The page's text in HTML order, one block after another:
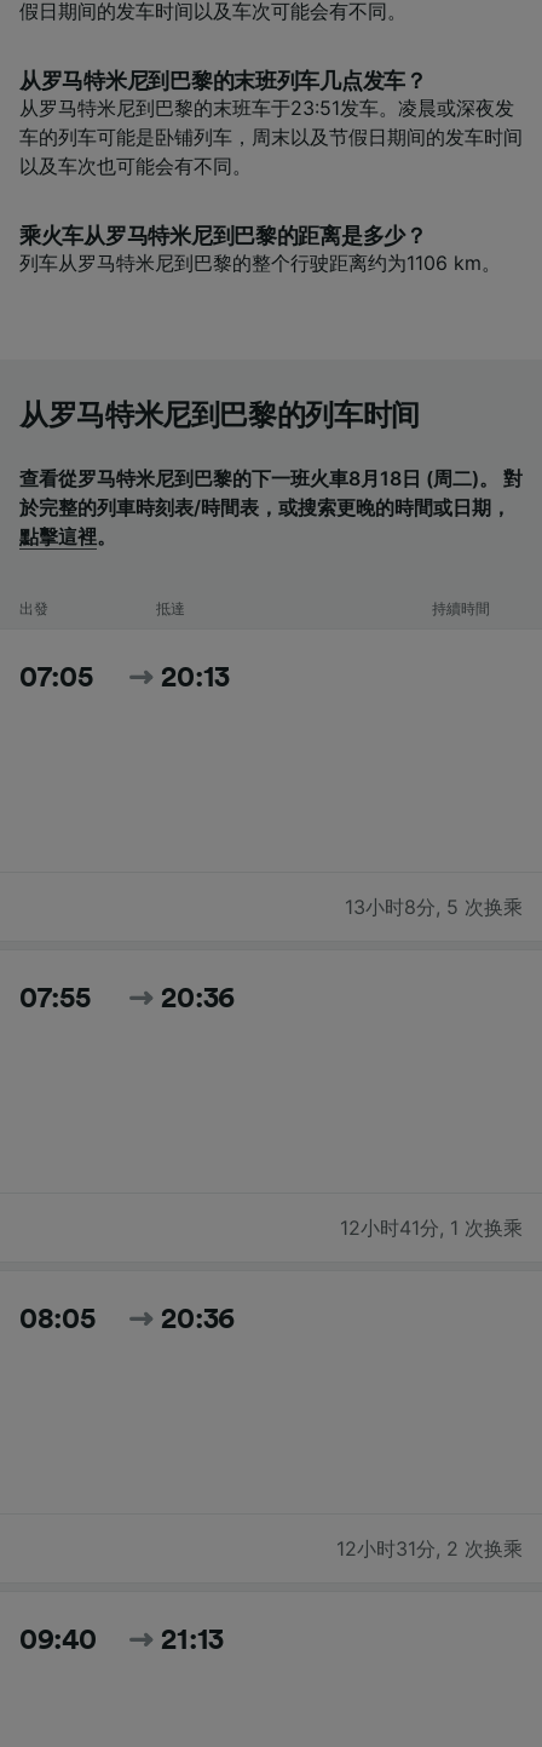
假日期间的发车时间以及车次可能会有不同。
从罗马特米尼到巴黎的末班列车几点发车？
从罗马特米尼到巴黎的末班车于23:51发车。凌晨或深夜发
车的列车可能是卧铺列车，周末以及节假日期间的发车时间
以及车次也可能会有不同。
乘火车从罗马特米尼到巴黎的距离是多少？
列车从罗马特米尼到巴黎的整个行驶距离约为1106 km。
从罗马特米尼到巴黎的列车时间
查看從罗马特米尼到巴黎的下一班火車8月18日 (周二)。 對
於完整的列車時刻表/時間表，或搜索更晚的時間或日期，
點擊這裡。
出發 抵達 持續時間
07:05 20:13
13小时8分, 5 次换乘
07:55 20:36
12小时41分, 1 次换乘
08:05 20:36
12小时31分, 2 次换乘
09:40 21:13